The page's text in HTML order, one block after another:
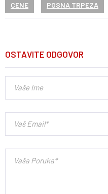
CENE POSNA TRPEZA
OSTAVITE ODGOVOR